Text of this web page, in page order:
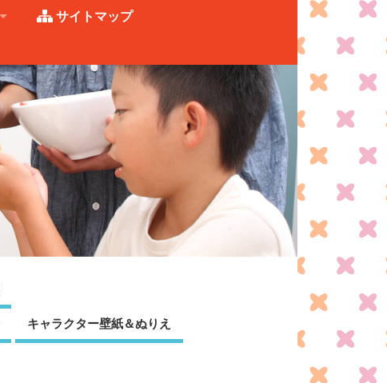
サイトマップ
キャラクター壁紙＆ぬりえ